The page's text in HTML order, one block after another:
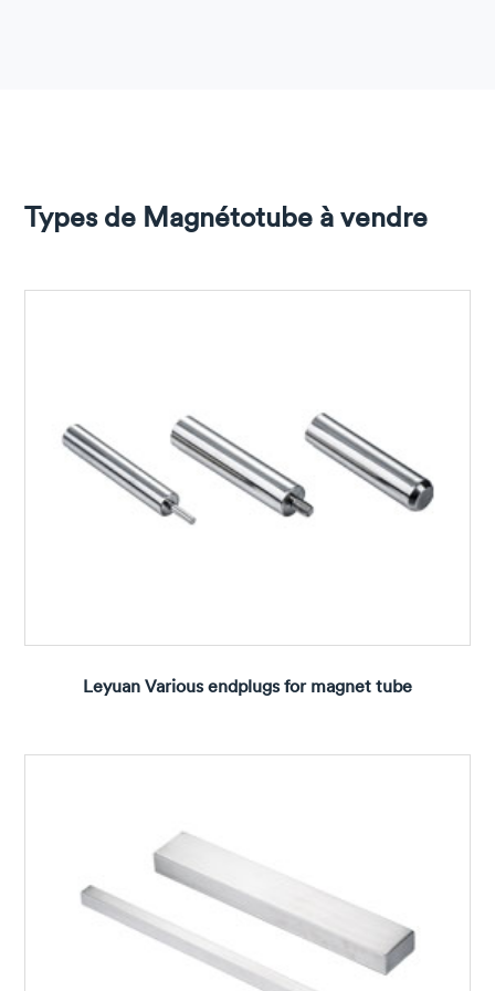
Types de Magnétotube à vendre
Leyuan Various endplugs for magnet tube